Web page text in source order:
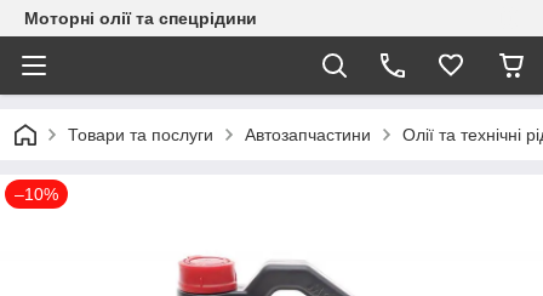
Моторні олії та спецрідини
Товари та послуги Автозапчастини Олії та технічні
–10%